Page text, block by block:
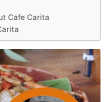
Cafe Carita